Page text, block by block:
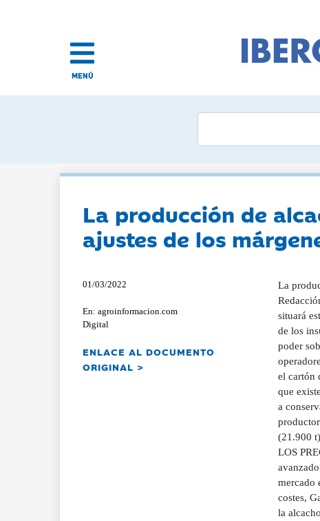
MENÚ
La producción de
ajustes de los
01/03/2022
En: agroinformacion.com
Digital
ENLACE AL DOCUMENTO
ORIGINAL >
La
situará
de los
poder
el cartón
que
a
(21.900
LOS
mercado
costes,
la